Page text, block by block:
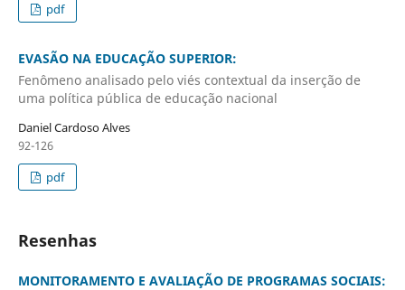
pdf
EVASÃO NA EDUCAÇÃO SUPERIOR:
Fenômeno analisado pelo viés contextual da inserção de
uma política pública de educação nacional
Daniel Cardoso Alves
92-126
pdf
Resenhas
MONITORAMENTO E AVALIAÇÃO DE PROGRAMAS SOCIAIS: